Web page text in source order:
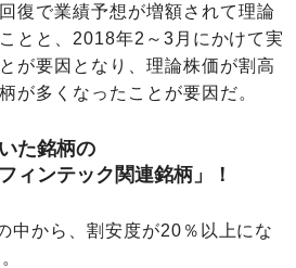
復で業績予想が増額されて理論
とと、2018年2～3月にかけて実
が要因となり、理論株価が割高
が多くなったことが要因だ。
た銘柄の
ィンテック関連銘柄」！
から、割安度が20％以上にな